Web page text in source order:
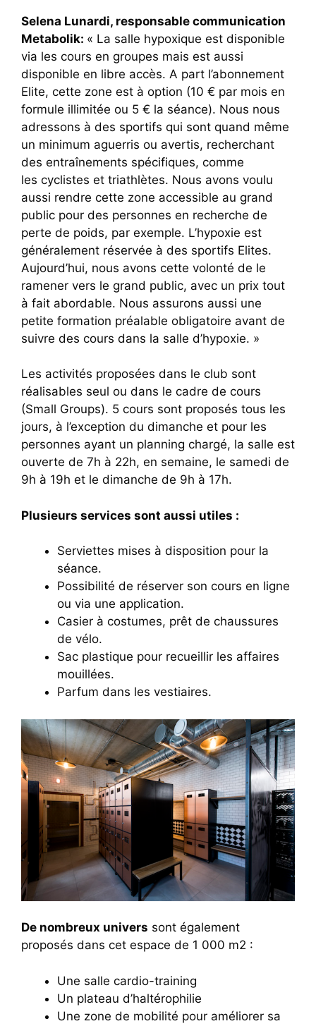
Selena Lunardi, responsable communication
Metabolik: « La salle hypoxique est disponible
via les cours en groupes mais est aussi
disponible en libre accès. A part l’abonnement
Elite, cette zone est à option (10 € par mois en
formule illimitée ou 5 € la séance). Nous nous
adressons à des sportifs qui sont quand même
un minimum aguerris ou avertis, recherchant
des entraînements spécifiques, comme
les cyclistes et triathlètes. Nous avons voulu
aussi rendre cette zone accessible au grand
public pour des personnes en recherche de
perte de poids, par exemple. L’hypoxie est
généralement réservée à des sportifs Elites.
Aujourd’hui, nous avons cette volonté de le
ramener vers le grand public, avec un prix tout
à fait abordable. Nous assurons aussi une
petite formation préalable obligatoire avant de
suivre des cours dans la salle d’hypoxie. »
Les activités proposées dans le club sont
réalisables seul ou dans le cadre de cours
(Small Groups). 5 cours sont proposés tous les
jours, à l’exception du dimanche et pour les
personnes ayant un planning chargé, la salle est
ouverte de 7h à 22h, en semaine, le samedi de
9h à 19h et le dimanche de 9h à 17h.
Plusieurs services sont aussi utiles :
Serviettes mises à disposition pour la
séance.
Possibilité de réserver son cours en ligne
ou via une application.
Casier à costumes, prêt de chaussures
de vélo.
Sac plastique pour recueillir les affaires
mouillées.
Parfum dans les vestiaires.
De nombreux univers sont également
proposés dans cet espace de 1 000 m2 :
Une salle cardio-training
Un plateau d’haltérophilie
Une zone de mobilité pour améliorer sa